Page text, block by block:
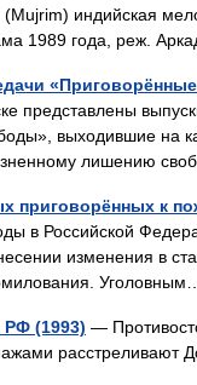
(Mujrim) индийская
1989 года, реж.
представлены
выходившие на
лишению
приговорённых к
в Российской
изменения в
РФ (1993) —
расстреливают